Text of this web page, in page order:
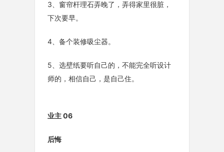
3、窗帘杆理石弄晚了，弄得家里很脏，
下次要早。
4、备个装修吸尘器。
5、选壁纸要听自己的，不能完全听设计
师的，相信自己，是自己住。
业主 06
后悔